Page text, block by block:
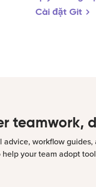
Cài đặt Git
teamwork,
advice, workflow guides,
your team adopt